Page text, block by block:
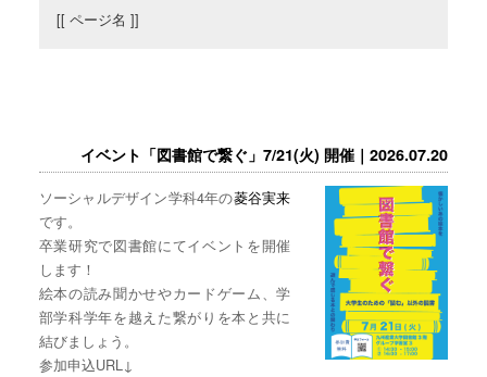
[[ ページ名 ]]
イベント「図書館で繋ぐ」7/21(火) 開催｜2026.07.20
ソーシャルデザイン学科4年の菱谷実来
です。
卒業研究で図書館にてイベントを開催
します！
絵本の読み聞かせやカードゲーム、学
部学科学年を越えた繋がりを本と共に
結びましょう。
参加申込URL↓